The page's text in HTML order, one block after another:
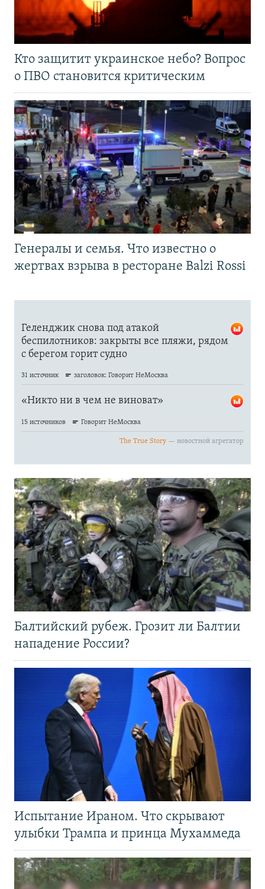
Кто защитит украинское небо? Вопрос
о ПВО становится критическим
Генералы и семья. Что известно о
жертвах взрыва в ресторане Balzi Rossi
Балтийский рубеж. Грозит ли Балтии
нападение России?
Испытание Ираном. Что скрывают
улыбки Трампа и принца Мухаммеда